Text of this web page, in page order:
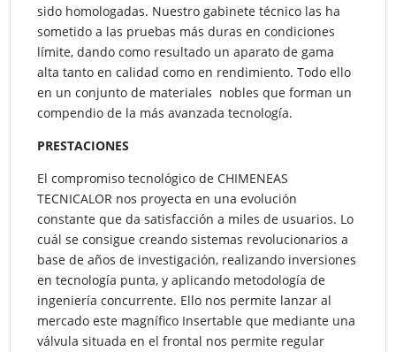
sido homologadas. Nuestro gabinete técnico las ha
sometido a las pruebas más duras en condiciones
límite, dando como resultado un aparato de gama
alta tanto en calidad como en rendimiento. Todo ello
en un conjunto de materiales nobles que forman un
compendio de la más avanzada tecnología.
PRESTACIONES
El compromiso tecnológico de CHIMENEAS
TECNICALOR nos proyecta en una evolución
constante que da satisfacción a miles de usuarios. Lo
cuál se consigue creando sistemas revolucionarios a
base de años de investigación, realizando inversiones
en tecnología punta, y aplicando metodología de
ingeniería concurrente. Ello nos permite lanzar al
mercado este magnífico Insertable que mediante una
válvula situada en el frontal nos permite regular